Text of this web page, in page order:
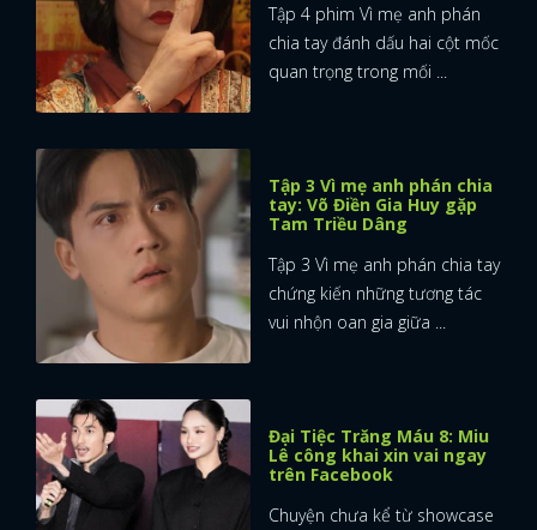
Tập 4 phim Vì mẹ anh phán
chia tay đánh dấu hai cột mốc
quan trọng trong mối ...
Tập 3 Vì mẹ anh phán chia
tay: Võ Điền Gia Huy gặp
Tam Triều Dâng
Tập 3 Vì mẹ anh phán chia tay
chứng kiến những tương tác
vui nhộn oan gia giữa ...
Đại Tiệc Trăng Máu 8: Miu
Lê công khai xin vai ngay
trên Facebook
Chuyện chưa kể từ showcase